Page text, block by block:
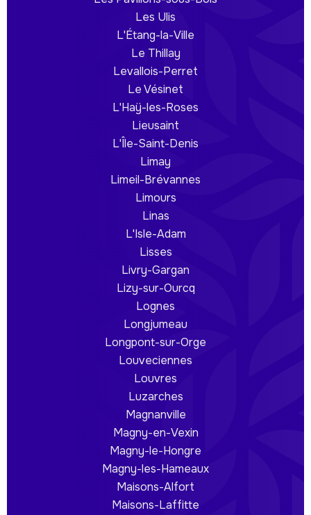
Les Ulis
L'Étang-la-Ville
Le Thillay
Levallois-Perret
Le Vésinet
L'Haÿ-les-Roses
Lieusaint
L'Île-Saint-Denis
Limay
Limeil-Brévannes
Limours
Linas
L'Isle-Adam
Lisses
Livry-Gargan
Lizy-sur-Ourcq
Lognes
Longjumeau
Longpont-sur-Orge
Louveciennes
Louvres
Luzarches
Magnanville
Magny-en-Vexin
Magny-le-Hongre
Magny-les-Hameaux
Maisons-Alfort
Maisons-Laffitte